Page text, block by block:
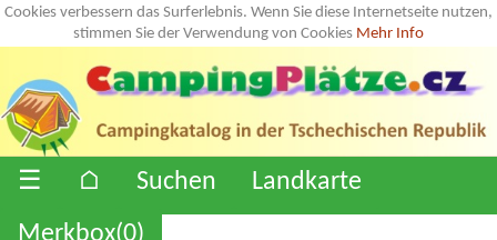
Cookies verbessern das Surferlebnis. Wenn Sie diese Internetseite nutzen,
stimmen Sie der Verwendung von Cookies Mehr Info
☰ ⌂ Suchen
Landkarte
Merkbox(0)